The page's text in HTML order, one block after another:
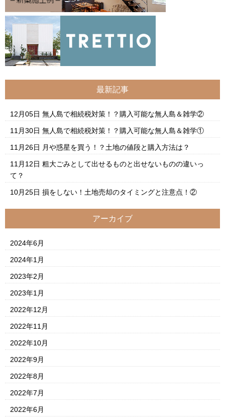
最新記事
12月05日 無人島で相続税対策！？購入可能な無人島＆雑学②
11月30日 無人島で相続税対策！？購入可能な無人島＆雑学①
11月26日 月や惑星を買う！？土地の値段と購入方法は？
11月12日 粗大ごみとして出せるものと出せないものの違いっ
て？
10月25日 損をしない！土地売却のタイミングと注意点！②
アーカイブ
2024年6月
2024年1月
2023年2月
2023年1月
2022年12月
2022年11月
2022年10月
2022年9月
2022年8月
2022年7月
2022年6月